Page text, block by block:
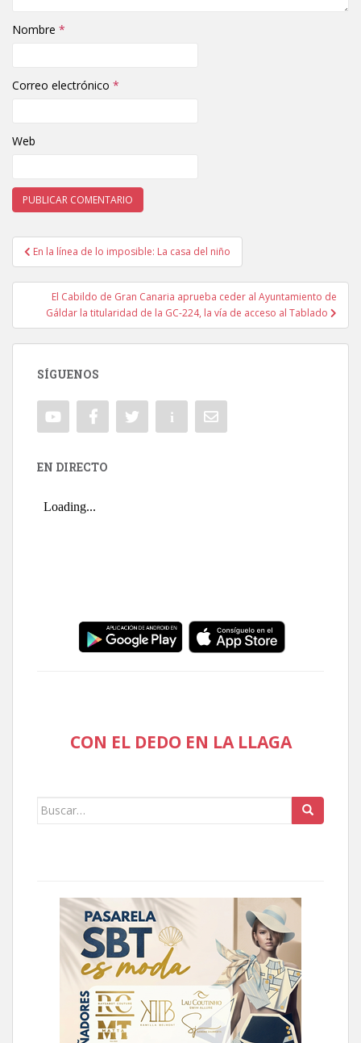
Nombre *
Correo electrónico *
Web
Navegación de entradas
En la línea de lo imposible: La casa del niño
El Cabildo de Gran Canaria aprueba ceder al Ayuntamiento de
Gáldar la titularidad de la GC-224, la vía de acceso al Tablado
SÍGUENOS
EN DIRECTO
CON EL DEDO EN LA LLAGA
Buscar: